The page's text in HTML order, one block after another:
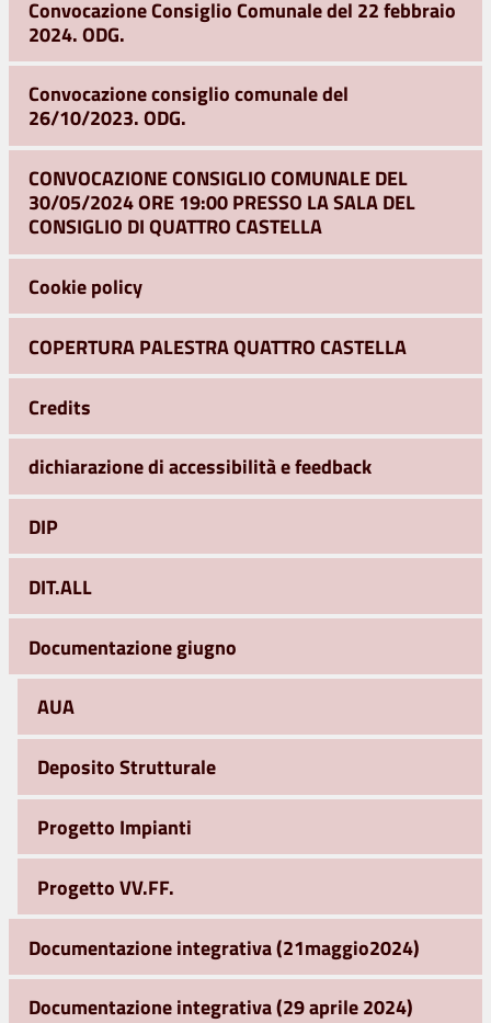
Convocazione Consiglio Comunale del 22 febbraio
2024. ODG.
Convocazione consiglio comunale del
26/10/2023. ODG.
CONVOCAZIONE CONSIGLIO COMUNALE DEL
30/05/2024 ORE 19:00 PRESSO LA SALA DEL
CONSIGLIO DI QUATTRO CASTELLA
Cookie policy
COPERTURA PALESTRA QUATTRO CASTELLA
Credits
dichiarazione di accessibilità e feedback
DIP
DIT.ALL
Documentazione giugno
AUA
Deposito Strutturale
Progetto Impianti
Progetto VV.FF.
Documentazione integrativa (21maggio2024)
Documentazione integrativa (29 aprile 2024)